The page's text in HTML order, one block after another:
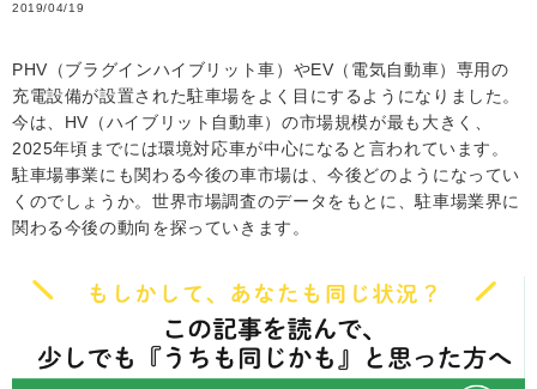
2019/04/19
PHV（ブラグインハイブリット車）やEV（電気自動車）専用の
充電設備が設置された駐車場をよく目にするようになりました。
今は、HV（ハイブリット自動車）の市場規模が最も大きく、
2025年頃までには環境対応車が中心になると言われています。
駐車場事業にも関わる今後の車市場は、今後どのようになってい
くのでしょうか。世界市場調査のデータをもとに、駐車場業界に
関わる今後の動向を探っていきます。